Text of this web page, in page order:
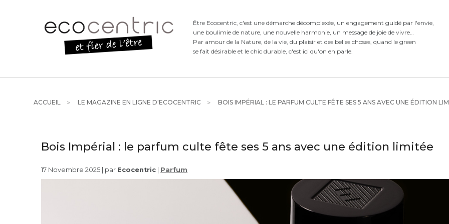
Être Ecocentric, c'est une démarche décomplexée, un engagement guidé par l'envie,
une boulimie de nature, une nouvelle harmonie, un message de joie de vivre
Par amour de la Nature, de la vie, du plaisir et des belles choses, quand le green
se fait désirable et le chic durable, c'est ici qu'on en parle.
ACCUEIL LE MAGAZINE EN LIGNE D'ECOCENTRIC BOIS IMPÉRIAL : LE PARFUM CULTE FÊTE SES 5 ANS AVEC UNE ÉDITION
Bois Impérial : le parfum culte fête ses 5 ans avec une édition limitée
17 Novembre 2025 | par Ecocentric Parfum